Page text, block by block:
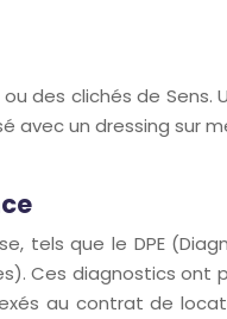
des clichés de Sens.
un dressing sur
que le DPE
Ces diagnostics
au contrat de